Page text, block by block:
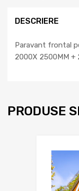
DESCRIERE
Paravant frontal
2000X 2500MM +
PRODUSE